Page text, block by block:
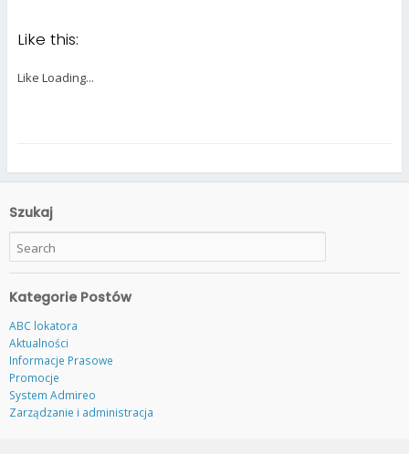
Like this:
Like Loading...
Szukaj
Kategorie Postów
ABC lokatora
Aktualności
Informacje Prasowe
Promocje
System Admireo
Zarządzanie i administracja